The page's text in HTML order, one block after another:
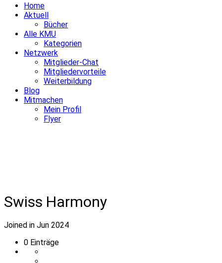
Home
Aktuell
Bücher
Alle KMU
Kategorien
Netzwerk
Mitglieder-Chat
Mitgliedervorteile
Weiterbildung
Blog
Mitmachen
Mein Profil
Flyer
Swiss Harmony
Joined in Jun 2024
0 Einträge